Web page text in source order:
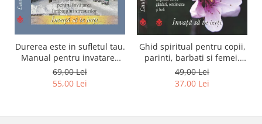
Durerea este in sufletul tau.
Manual pentru invatarea
limbajului stresurilor Seria
Invata sa te Ierti Luule
Viilma
69,00 Lei
55,00 Lei
Ghid spiritual pentru copii,
parinti, barbati si femei.
Seria Invata sa te ierti.
Luule Viilma
49,00 Lei
37,00 Lei